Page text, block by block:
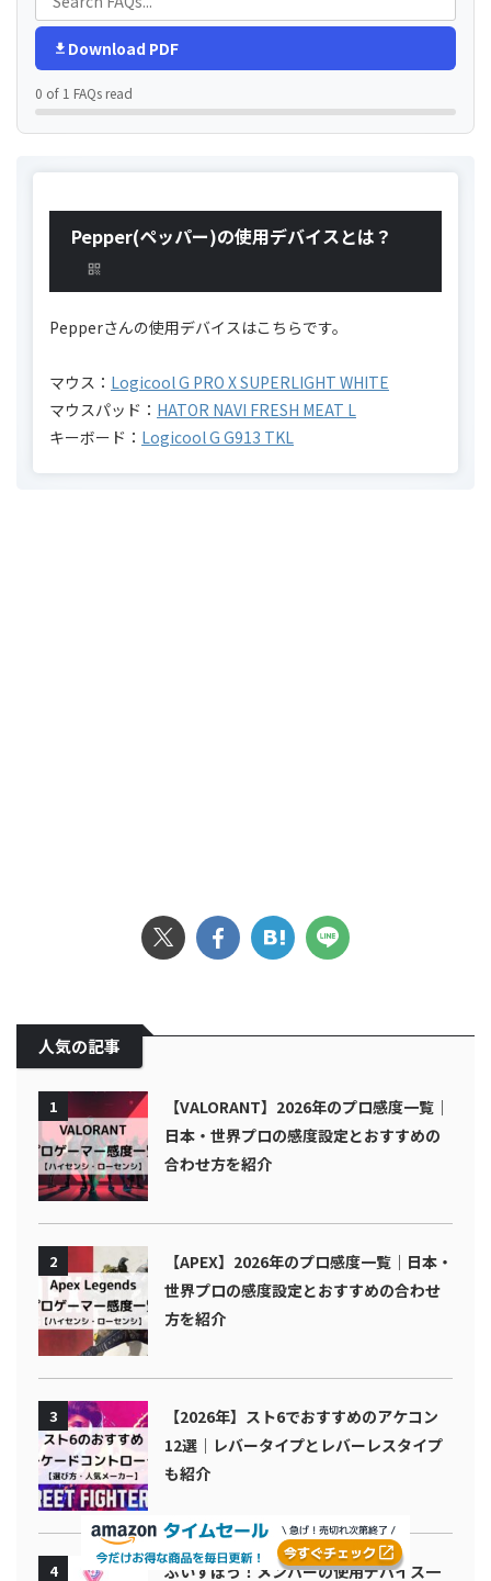
Download PDF
0 of 1 FAQs read
Pepper(ペッパー)の使用デバイスとは？
Pepperさんの使用デバイスはこちらです。
マウス： Logicool G PRO X SUPERLIGHT WHITE
マウスパッド： HATOR NAVI FRESH MEAT L
キーボード： Logicool G G913 TKL
人気の記事
1
【VALORANT】2026年のプロ感度一覧｜
日本・世界プロの感度設定とおすすめの
合わせ方を紹介
2
【APEX】2026年のプロ感度一覧｜日本・
世界プロの感度設定とおすすめの合わせ
方を紹介
3
【2026年】スト6でおすすめのアケコン
12選｜レバータイプとレバーレスタイプ
も紹介
4 ぶいすぽっ！メンバーの使用デバイス一